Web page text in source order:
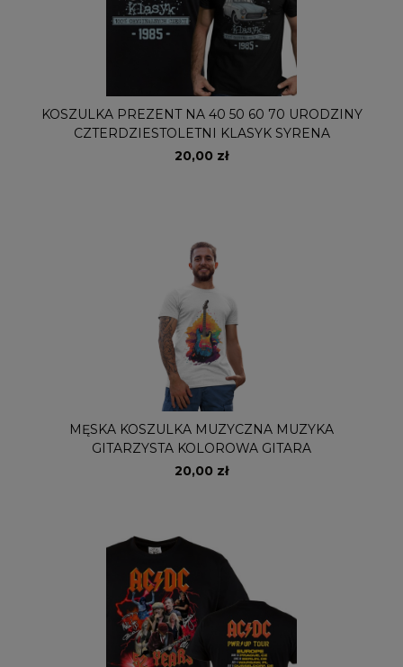
KOSZULKA PREZENT NA 40 50 60 70 URODZINY
CZTERDZIESTOLETNI KLASYK SYRENA
20,00 zł
MĘSKA KOSZULKA MUZYCZNA MUZYKA
GITARZYSTA KOLOROWA GITARA
20,00 zł